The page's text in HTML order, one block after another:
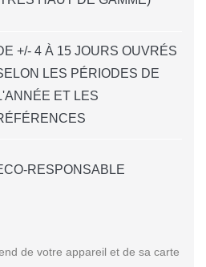
+/- 4 À 15 JOURS OUVRÉS
LES PÉRIODES DE
ET LES
RESPONSABLE
de votre appareil et de sa carte